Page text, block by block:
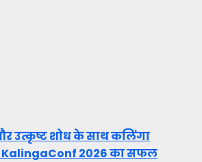
उत्कृष्ट शोध के साथ कलिंगा
KalingaConf 2026 का सफल